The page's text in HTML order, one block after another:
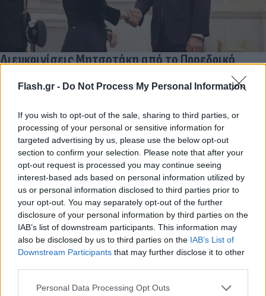
Flash.gr - Do Not Process My Personal Information
If you wish to opt-out of the sale, sharing to third parties, or
processing of your personal or sensitive information for
targeted advertising by us, please use the below opt-out
section to confirm your selection. Please note that after your
opt-out request is processed you may continue seeing
interest-based ads based on personal information utilized by
us or personal information disclosed to third parties prior to
your opt-out. You may separately opt-out of the further
disclosure of your personal information by third parties on the
IAB’s list of downstream participants. This information may
also be disclosed by us to third parties on the IAB’s List of
Downstream Participants that may further disclose it to other
Please note that this website/app uses one or more Google
Personal Data Processing Opt Outs
Διευκρινίσεις Μητσοτάκη από το Προεδρικό
Μέγαρο για την αύξηση στον κατώτατο μισθό και
τον χρόνο των εκλογών
01.01.2023 14:00
Γιαννακού
ΙΝΕ ΓΣΕΕ: Έως 40% η απώλεια της αγοραστικής